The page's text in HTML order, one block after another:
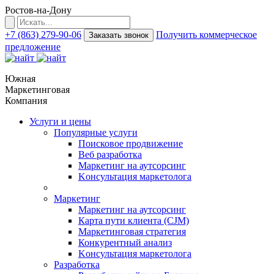
Ростов-на-Дону
+7 (863) 279-90-06 Заказать звонок
Получить коммерческое
предложение
Южная
Маркетинговая
Компания
Услуги и цены
Популярные услуги
Поисковое продвижение
Веб разработка
Маркетинг на аутсорсинг
Kонсультация маркетолога
Маркетинг
Маркетинг на аутсорсинг
Карта пути клиента (CJM)
Маркетинговая стратегия
Конкурентный анализ
Kонсультация маркетолога
Разработка